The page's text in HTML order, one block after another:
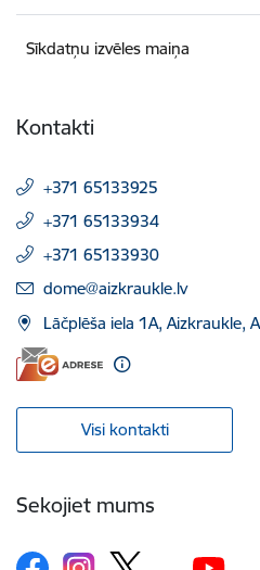
Sīkdatņu izvēles maiņa
Kontakti
+371 65133925
+371 65133934
+371 65133930
E-pasts:
dome@aizkraukle.lv
Lāčplēša iela 1A, Aizkraukle,
Visi kontakti
Sekojiet mums